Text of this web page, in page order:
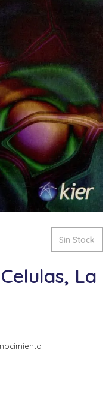
Sin Stock
La